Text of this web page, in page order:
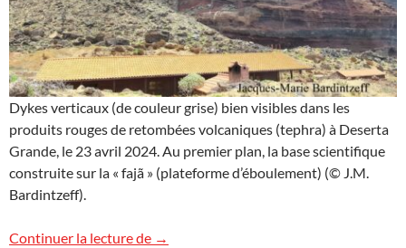
Dykes verticaux (de couleur grise) bien visibles dans les
produits rouges de retombées volcaniques (tephra) à Deserta
Grande, le 23 avril 2024. Au premier plan, la base scientifique
construite sur la « fajã » (plateforme d’éboulement) (© J.M.
Bardintzeff).
Continuer la lecture de Les dykes de Deserta Grande
→